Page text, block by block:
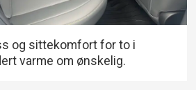
og sittekomfort for to i
varme om ønskelig.